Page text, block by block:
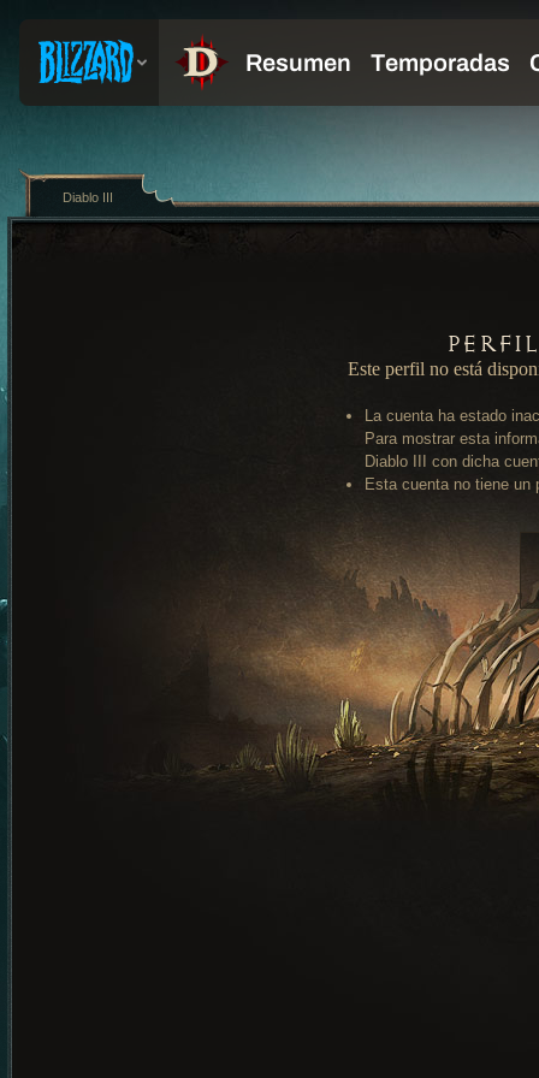
Este perfil no está
La cuenta ha estado
Para mostrar esta
Diablo III con dicha
Esta cuenta no tiene un
Diablo III